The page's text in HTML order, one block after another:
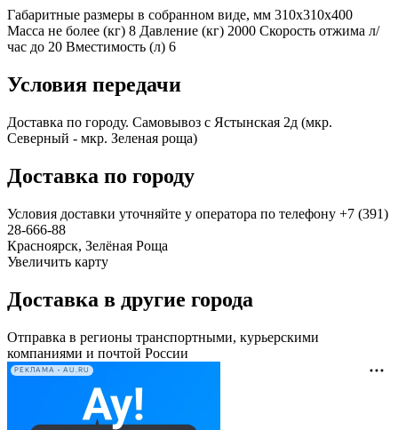
Габаритные размеры в собранном виде, мм 310х310х400
Масса не более (кг) 8 Давление (кг) 2000 Скорость отжима л/
час до 20 Вместимость (л) 6
Условия передачи
Доставка по городу. Самовывоз с Ястынская 2д (мкр.
Северный - мкр. Зеленая роща)
Доставка по городу
Условия доставки уточняйте у оператора по телефону +7 (391)
28-666-88
Красноярск, Зелёная Роща
Увеличить карту
Доставка в другие города
Отправка в регионы транспортными, курьерскими
компаниями и почтой России
РЕКЛАМА • AU.RU